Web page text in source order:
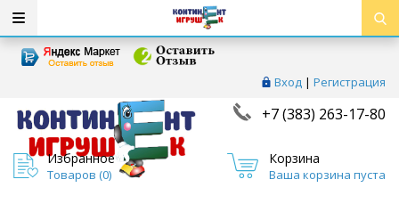
Вход | Регистрация
+7 (383) 263-17-80
Избранное
Товаров (0)
Корзина
Ваша корзина пуста